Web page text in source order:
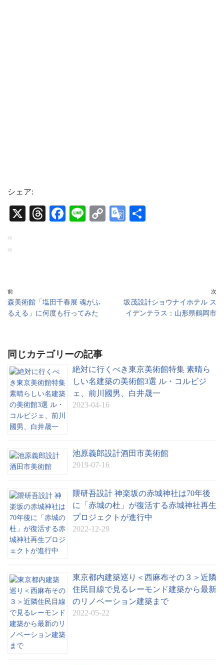
シェア:
X
T
Fa Li
C
G
sl
PR
PR
前
森美術館「塩田千春展 魂がふ
るえる」に何度も行ってみた
次
坂茂設計ショウナイホテル ス
イデンテラス：山形県鶴岡市
同じカテゴリーの記事
絶対に行くべき東京美術館特集 素晴ら
しい名建築の美術館3選 ル・コルビジ
ェ、前川國男、白井晟一
2023-04-16
池原義郎設計酒田市美術館
2019-07-16
隈研吾設計 神楽坂の赤城神社は70年後
に「赤城の杜」が復活する赤城神社再生
プロジェクトが進行中
2022-12-29
東京都内建築巡り＜西麻布その３＞近隣
住民目線で見るレーモンド建築から最新
のリノベーション建築まで
2022-05-22